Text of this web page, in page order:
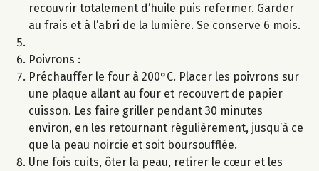
recouvrir totalement d’huile puis refermer. Garder
au frais et à l’abri de la lumière. Se conserve 6 mois.
Poivrons :
Préchauffer le four à 200°C. Placer les poivrons sur
une plaque allant au four et recouvert de papier
cuisson. Les faire griller pendant 30 minutes
environ, en les retournant régulièrement, jusqu’à ce
que la peau noircie et soit boursoufflée.
Une fois cuits, ôter la peau, retirer le cœur et les